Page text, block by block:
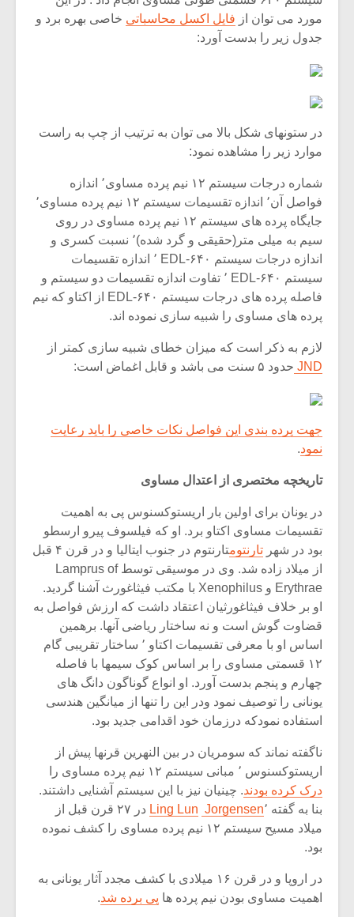
مورد می توان از فایل اکسل محاسباتی خاصی بهره برد و
جدول زیر را بدست آورد:
در ستونهای شکل بالا می توان به ترتیب از چپ به راست
موارد زیر را مشاهده نمود:
شماره درجات سیستم ۱۲ نیم پرده مساوی٬ اندازه
فواصل آن٬ اندازه تقسیمات سیستم ۱۲ نیم پرده مساوی٬
جایگاه پرده های سیستم ۱۲ نیم پرده مساوی در روی
سیم به میلی متر(حقیقی و گرد شده)٬ نسبت کسری و
اندازه درجات سیستم ۶۴۰-EDL ٬ اندازه تقسیمات
سیستم ۶۴۰-EDL ٬ تفاوت اندازه تقسیمات دو سیستم و
فاصله پرده های درجات سیستم ۶۴۰-EDL از اکتاو که نیم
پرده های مساوی را شبیه سازی نموده اند.
لازم به ذکر است که میزان خطای شبیه سازی کمتر از
JND حدود ۵ سنت می باشد و قابل اغماض است:
جهت پرده بندی این فواصل نکات خاصی را باید رعایت
نمود.
تاریخچه مختصری از اعتدال مساوی
در یونان برای اولین بار اریستوکسنوس پی به اهمیت
تقسیمات مساوی اکتاو برد. او که فیلسوف پیرو ارسطو
بود در شهر تارنتوم
تارنتوم در جنوب ایتالیا و در قرن ۴ قبل
از میلاد زاده شد. وی در موسیقی توسط Lamprus of
Erythrae و Xenophilus با مکتب فیثاغورث آشنا گردید.
او بر خلاف فیثاغورثیان اعتقاد داشت که ارزش فواصل به
قضاوت گوش است و نه ساختار ریاضی آنها. برهمین
اساس او با معرفی تقسیمات اکتاو ٬ ساختار تقریبی گام
۱۲ قسمتی مساوی را بر اساس کوک سیمها با فاصله
چهارم و پنجم بدست آورد. او انواع گوناگون دانگ های
یونانی را توصیف نمود ودر این را تنها از میانگین هندسی
استفاده نمودکه درزمان خود اقدامی جدید بود.
ناگفته نماند که سومریان در بین النهرین قرنها پیش از
اریستوکسنوس ٬ مبانی سیستم ۱۲ نیم پرده مساوی را
درک کرده بودند. چینیان نیز با این سیستم آشنایی داشتند.
بنا به گفته
Jorgensen٬ Ling Lun
در ۲۷ قرن قبل از
میلاد مسیح سیستم ۱۲ نیم پرده مساوی را کشف نموده
بود.
در اروپا و در قرن ۱۶ میلادی با کشف مجدد آثار یونانی به
اهمیت مساوی بودن نیم پرده ها پی برده شد.
میکلوش روژا
شیش و نیم»
اگر نمی توانی
مشهورترین باشی،
سکانسی
موسیقی